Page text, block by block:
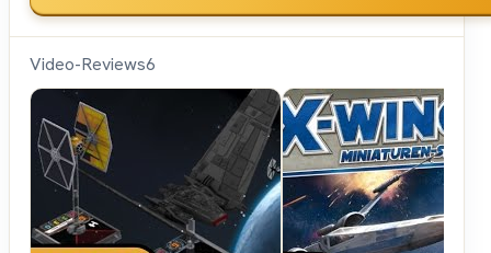
Video-Reviews6
Hunter &
Cron -
Brettspiele